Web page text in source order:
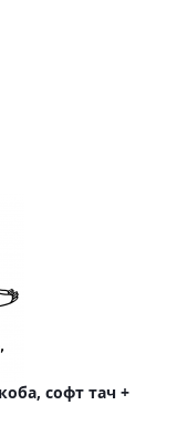
софт тач +